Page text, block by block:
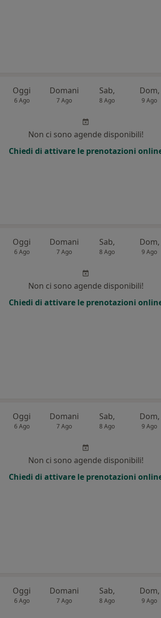
Oggi
6 Ago
Domani
7 Ago
Sab,
8 Ago
Dom,
9 Ago
Non ci sono agende disponibili!
Chiedi di attivare le prenotazioni
Oggi
6 Ago
Domani
7 Ago
Sab,
8 Ago
Dom,
9 Ago
Non ci sono agende disponibili!
Chiedi di attivare le prenotazioni
Oggi
6 Ago
Domani
7 Ago
Sab,
8 Ago
Dom,
9 Ago
Non ci sono agende disponibili!
Chiedi di attivare le prenotazioni
Oggi
6 Ago
Domani
7 Ago
Sab,
8 Ago
Dom,
9 Ago